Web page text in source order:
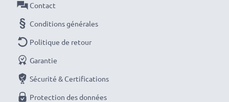
Contact
Conditions générales
Politique de retour
Garantie
Sécurité & Certifications
Protection des données